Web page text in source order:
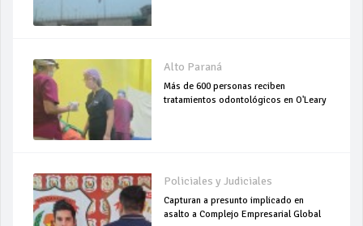
Alto Paraná
Más de 600 personas reciben
tratamientos odontológicos en O'Leary
Policiales y Judiciales
Capturan a presunto implicado en
asalto a Complejo Empresarial Global